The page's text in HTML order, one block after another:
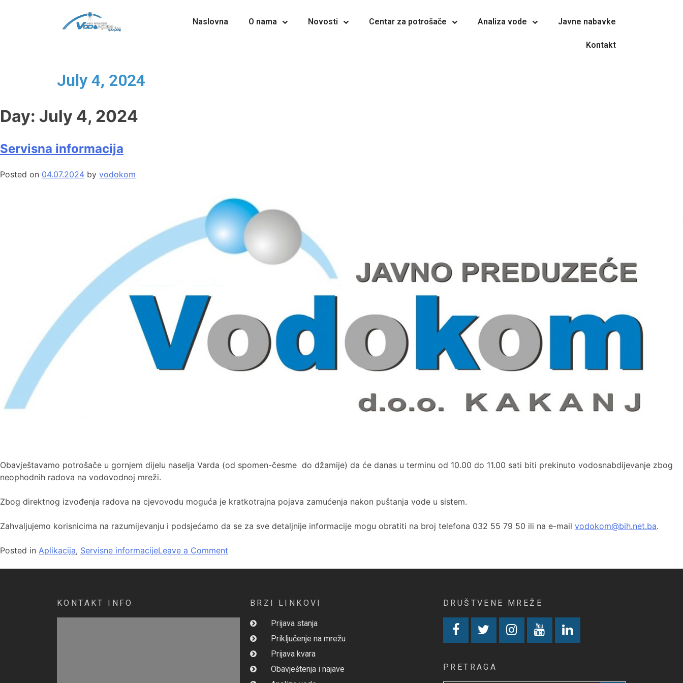
Naslovna O nama Novosti Centar za potrošače Analiza vode Javne nabavke
Kontakt
July 4, 2024
Day: July 4, 2024
Servisna informacija
Posted on 04.07.2024 by vodokom
Obavještavamo potrošače u gornjem dijelu naselja Varda (od spomen-česme do džamije) da će danas u terminu od 10.00 do 11.00 sati biti prekinuto vodosnabdijevanje zbog
neophodnih radova na vodovodnoj mreži.
Zbog direktnog izvođenja radova na cjevovodu moguća je kratkotrajna pojava zamućenja nakon puštanja vode u sistem.
Zahvaljujemo korisnicima na razumijevanju i podsjećamo da se za sve detaljnije informacije mogu obratiti na broj telefona 032 55 79 50 ili na e-mail vodokom@bih.net.ba.
Posted in Aplikacija, Servisne informacijeLeave a Comment
KONTAKT INFO BRZI LINKOVI
Prijava stanja
Priključenje na mrežu
Prijava kvara
Obavještenja i najave
DRUŠTVENE MREŽE
PRETRAGA